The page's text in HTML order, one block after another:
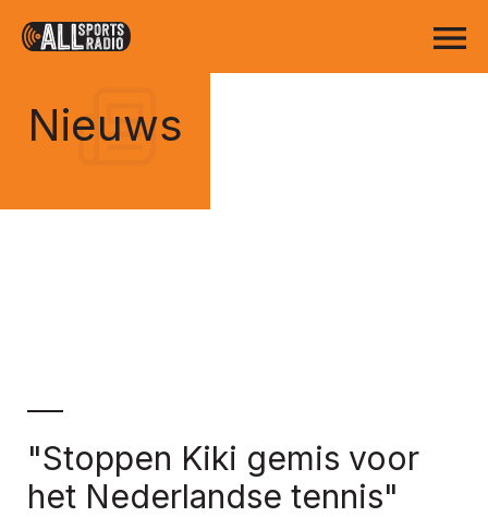
Nieuws
"Stoppen Kiki gemis voor
het Nederlandse tennis"